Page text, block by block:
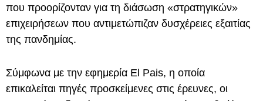
που προορίζονταν για τη διάσωση «στρατηγικών»
επιχειρήσεων που αντιμετώπιζαν δυσχέρειες εξαιτίας
της πανδημίας.
Σύμφωνα με την εφημερία El Pais, η οποία
επικαλείται πηγές προσκείμενες στις έρευνες, οι